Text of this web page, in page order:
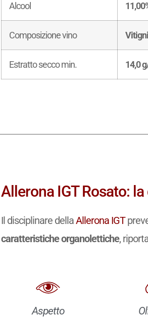
Alcool
Composizione vino
Estratto secco min. 14,0
Allerona IGT Rosato:
Il disciplinare dellaAllerona IGT
caratteristiche organolettiche,
Aspetto